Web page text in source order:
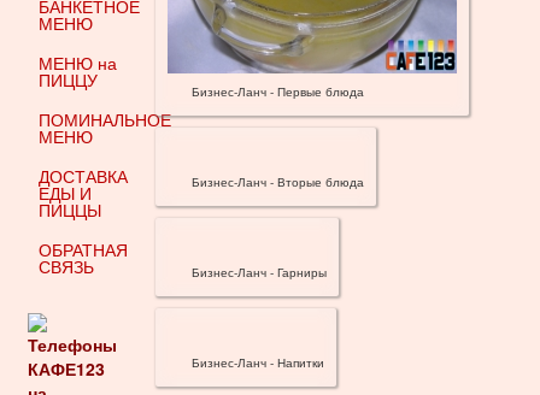
БАНКЕТНОЕ
МЕНЮ
МЕНЮ на
ПИЦЦУ
ПОМИНАЛЬНОЕ
МЕНЮ
ДОСТАВКА
ЕДЫ И
ПИЦЦЫ
ОБРАТНАЯ
СВЯЗЬ
Бизнес-Ланч - Первые блюда
Бизнес-Ланч - Вторые блюда
Бизнес-Ланч - Гарниры
Бизнес-Ланч - Напитки